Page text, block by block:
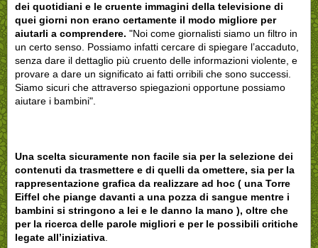
dei quotidiani e le cruente immagini della televisione di
quei giorni non erano certamente il modo migliore per
aiutarli a comprendere. "Noi come giornalisti siamo un filtro in
un certo senso. Possiamo infatti cercare di spiegare l’accaduto,
senza dare il dettaglio più cruento delle informazioni violente, e
provare a dare un significato ai fatti orribili che sono successi.
Siamo sicuri che attraverso spiegazioni opportune possiamo
aiutare i bambini".
Una scelta sicuramente non facile sia per la selezione dei
contenuti da trasmettere e di quelli da omettere, sia per la
rappresentazione grafica da realizzare ad hoc ( una Torre
Eiffel che piange davanti a una pozza di sangue mentre i
bambini si stringono a lei e le danno la mano ), oltre che
per la ricerca delle parole migliori e per le possibili critiche
legate all’iniziativa